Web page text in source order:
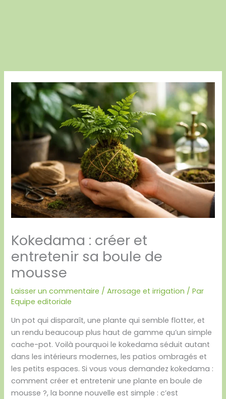
Kokedama : créer et
entretenir sa boule de
mousse
Laisser un commentaire /Arrosage et irrigation / Par
Equipe editoriale
Un pot qui disparaît, une plante qui semble flotter, et
un rendu beaucoup plus haut de gamme qu’un simple
cache-pot. Voilà pourquoi le kokedama séduit autant
dans les intérieurs modernes, les patios ombragés et
les petits espaces. Si vous vous demandez kokedama :
comment créer et entretenir une plante en boule de
mousse ?, la bonne nouvelle est simple : c’est